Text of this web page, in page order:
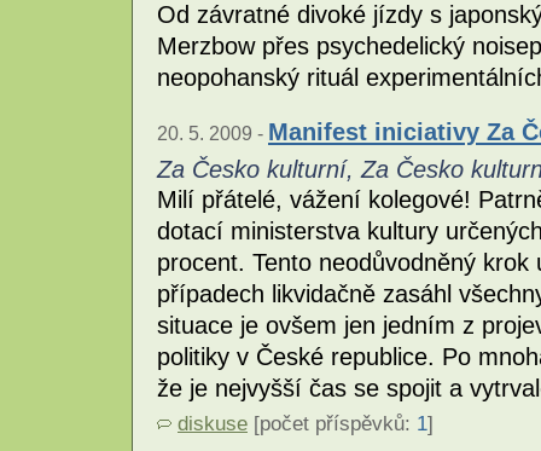
Od závratné divoké jízdy s
Merzbow přes psychedelický
neopohanský rituál
20. 5. 2009 - Manifest iniciativy Za
Za Česko kulturní, Za Česko
Milí přátelé, vážení kolegové!
dotací ministerstva kultury
procent. Tento neodůvodněný
případech likvidačně zasáhl
situace je ovšem jen jedním z
politiky v České republice. Po
že je nejvyšší čas se spojit a
diskuse [počet příspěvků: 1]